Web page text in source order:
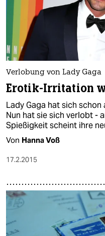
Verlobung von Lady Gaga
Erotik-Irritation
Lady Gaga hat sich
Nun hat sie sich verlobt -
Spießigkeit scheint ihre
Von Hanna Voß
17.2.2015